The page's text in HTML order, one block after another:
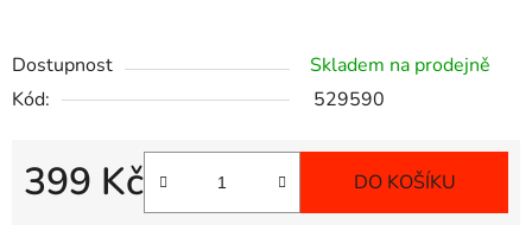
Dostupnost
Skladem na prodejně
Kód:
529590
399 Kč DO KOŠÍKU